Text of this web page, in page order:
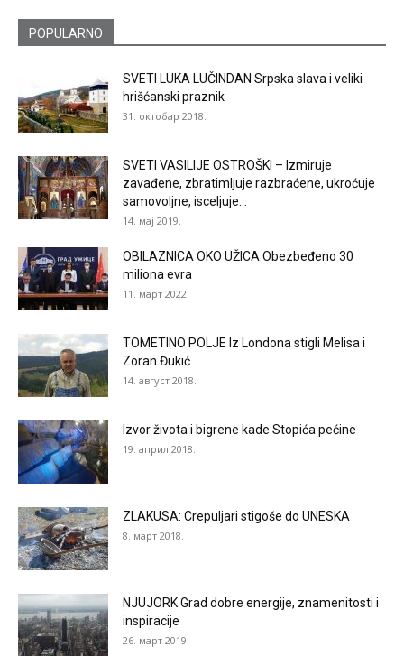
POPULARNO
SVETI LUKA LUČINDAN Srpska slava i veliki
hrišćanski praznik
31. октобар 2018.
SVETI VASILIJE OSTROŠKI – Izmiruje
zavađene, zbratimljuje razbraćene, ukroćuje
samovoljne, isceljuje...
14. мај 2019.
OBILAZNICA OKO UŽICA Obezbeđeno 30
miliona evra
11. март 2022.
TOMETINO POLJE Iz Londona stigli Melisa i
Zoran Đukić
14. август 2018.
Izvor života i bigrene kade Stopića pećine
19. април 2018.
ZLAKUSA: Crepuljari stigoše do UNESKA
8. март 2018.
NJUJORK Grad dobre energije, znamenitosti i
inspiracije
26. март 2019.